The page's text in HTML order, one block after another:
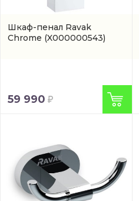
Шкаф-пенал Ravak
Chrome (X000000543)
59 990